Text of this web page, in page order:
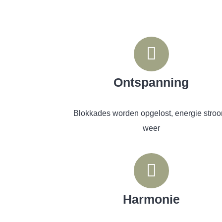
Ontspanning
Blokkades worden opgelost, energie
weer
Harmonie